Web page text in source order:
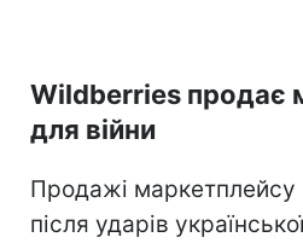
Wildberries продає
для війни
Продажі маркетплейсу
після ударів